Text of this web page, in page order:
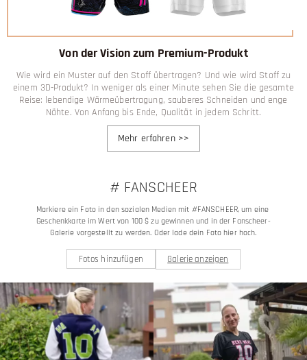
Von der Vision zum Premium-Produkt
Wie wird ein Muster auf den Stoff übertragen? Und wie wird Stoff zu
einem 3D-Produkt? In weniger als einer Minute sehen Sie die gesamte
Reise: lebendige Wärmeübertragung, sauberes Schneiden und enge
Nähte. Von Anfang bis Ende, Qualität in jedem Schritt.
Mehr erfahren>>
# FANSCHEER
Markiere ein Foto in den sozialen Medien mit #FANSCHEER, um eine
Geschenkkarte im Wert von 100 $ zu gewinnen und in der Fanscheer-
Galerie vorgestellt zu werden. Oder lade dein Foto hier hoch.
Fotos hinzufügen Galerie anzeigen